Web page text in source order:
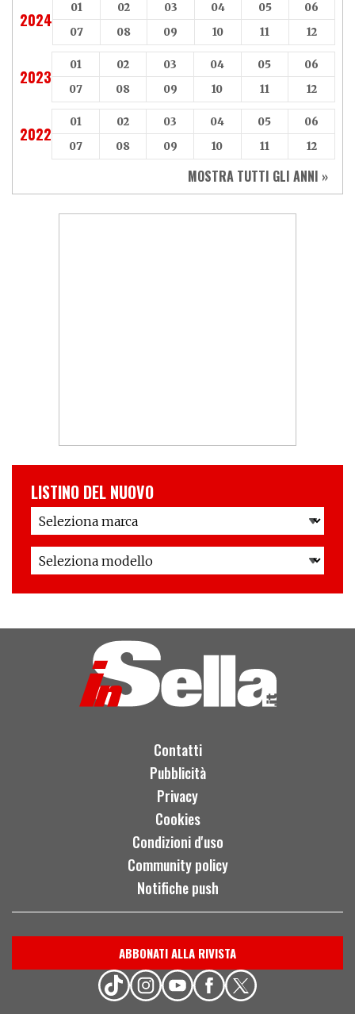
2024
01 02 03 04 05
06
07
08 09 10 11 12
2023
01 02 03 04 05
06
07
08 09 10 11 12
2022
01 02 03 04 05
06
07
08 09 10 11 12
MOSTRA TUTTI GLI ANNI »
LISTINO DEL NUOVO
Contatti
Pubblicità
Privacy
Cookies
Condizioni d'uso
Community policy
Notifiche push
ABBONATI ALLA RIVISTA